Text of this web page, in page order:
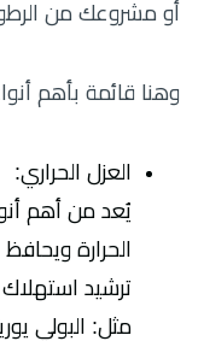
أو مشروعك من
وهنا قائمة بأهم
العزل الحراري:
يُعد من أهم
الحرارة
ترشيد
مثل: البولي